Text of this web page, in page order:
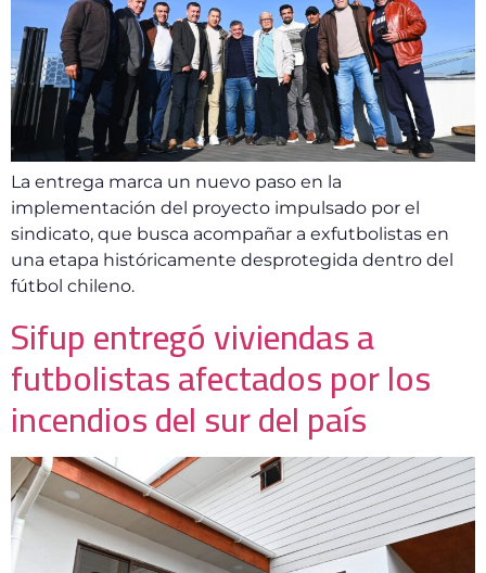
La entrega marca un nuevo paso en la
implementación del proyecto impulsado por el
sindicato, que busca acompañar a exfutbolistas en
una etapa históricamente desprotegida dentro del
fútbol chileno.
Sifup entregó viviendas a
futbolistas afectados por los
incendios del sur del país